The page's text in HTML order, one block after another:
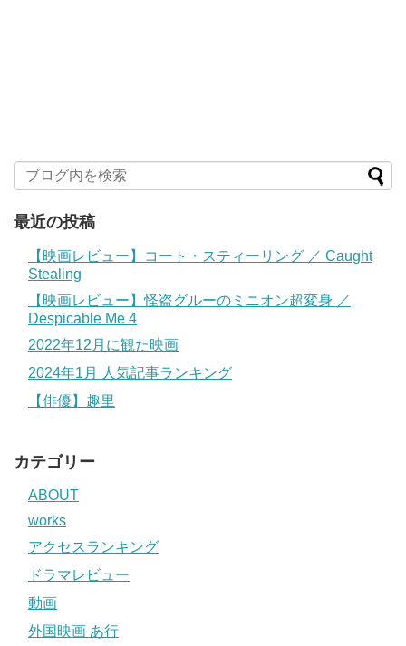
最近の投稿
【映画レビュー】コート・スティーリング ／ Caught
Stealing
【映画レビュー】怪盗グルーのミニオン超変身 ／
Despicable Me 4
2022年12月に観た映画
2024年1月 人気記事ランキング
【俳優】趣里
カテゴリー
ABOUT
works
アクセスランキング
ドラマレビュー
動画
外国映画 あ行